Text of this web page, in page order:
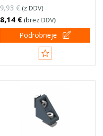
9,93 € (z DDV)
8,14 € (brez DDV)
Podrobneje